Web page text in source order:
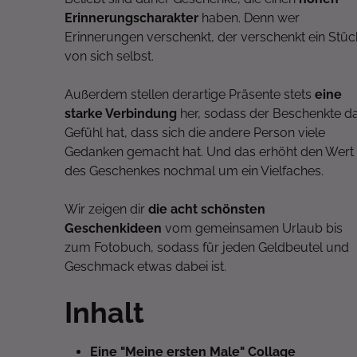
Erinnerungscharakter haben. Denn wer
Erinnerungen verschenkt, der verschenkt ein
von sich selbst.
Außerdem stellen derartige Präsente stets eine
starke Verbindung her, sodass der Beschenkte
Gefühl hat, dass sich die andere Person viele
Gedanken gemacht hat. Und das erhöht den Wert
des Geschenkes nochmal um ein Vielfaches.
Wir zeigen dir die acht schönsten
Geschenkideen vom gemeinsamen Urlaub bis
zum Fotobuch, sodass für jeden Geldbeutel und
Geschmack etwas dabei ist.
Inhalt
Eine "Meine ersten Male" Collage